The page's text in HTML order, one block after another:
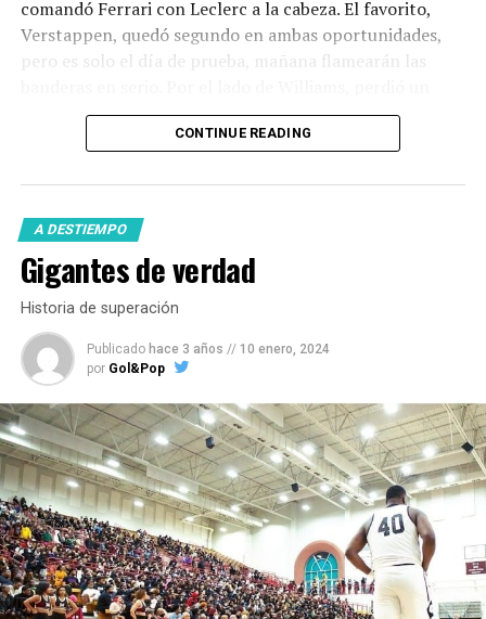
comandó Ferrari con Leclerc a la cabeza. El favorito,
Verstappen, quedó segundo en ambas oportunidades,
pero es solo el día de prueba, mañana flamearán las
auto tras el accidente que tuvo Albon y no podrá
En laFórmula2,Franco Colapintono tuvo el mejor
desempeño a la hora de la clasificación. El argentino
largará nuevamente desde el puesto 13.
Tierra de velocidad
CONTINUE READING
A DESTIEMPO
Gigantes de verdad
Historia de superación
Publicado hace 3 años // 10 enero, 2024
por Gol&Pop